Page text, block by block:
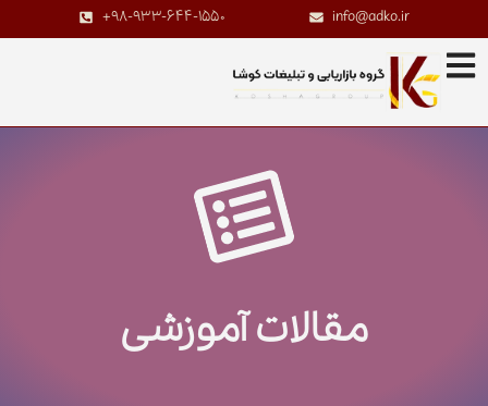
info@adko.ir
+98-933-644-1550
مقالات آموزشی